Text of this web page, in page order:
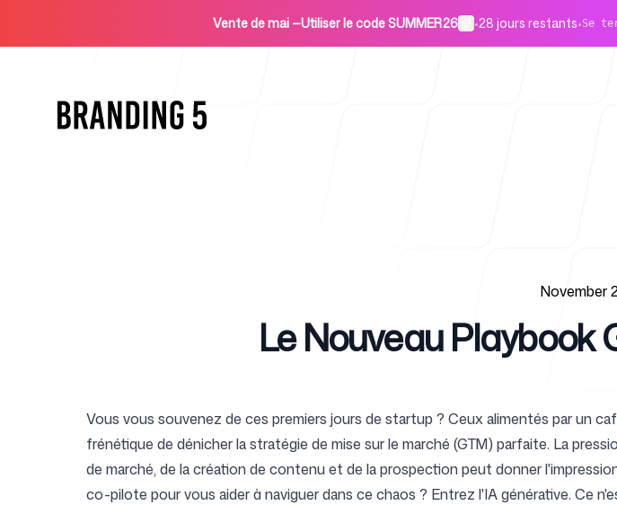
Vente de mai—Utiliser le code SUMMER26 •28 jours restants•Se
Tarifs
November
Le Nouveau Playbook
Vous vous souvenez de ces premiers jours de startup ? Ceux alimentés par un
frénétique de dénicher la stratégie de mise sur le marché (GTM) parfaite. La
de marché, de la création de contenu et de la prospection peut donner
co-pilote pour vous aider à naviguer dans ce chaos ? Entrez l'IA générative. Ce